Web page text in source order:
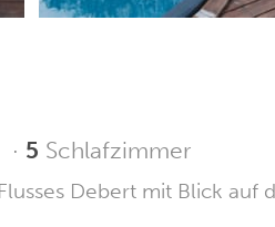
· 5 Schlafzimmer
Debert mit Blick auf